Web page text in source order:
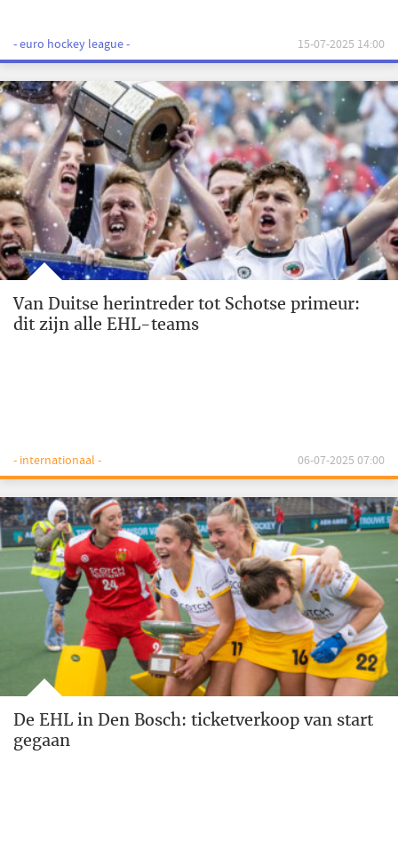
- euro hockey league - 15-07-2025 14:00
Van Duitse herintreder tot Schotse primeur:
dit zijn alle EHL-teams
- internationaal - 06-07-2025 07:00
De EHL in Den Bosch: ticketverkoop van start
gegaan